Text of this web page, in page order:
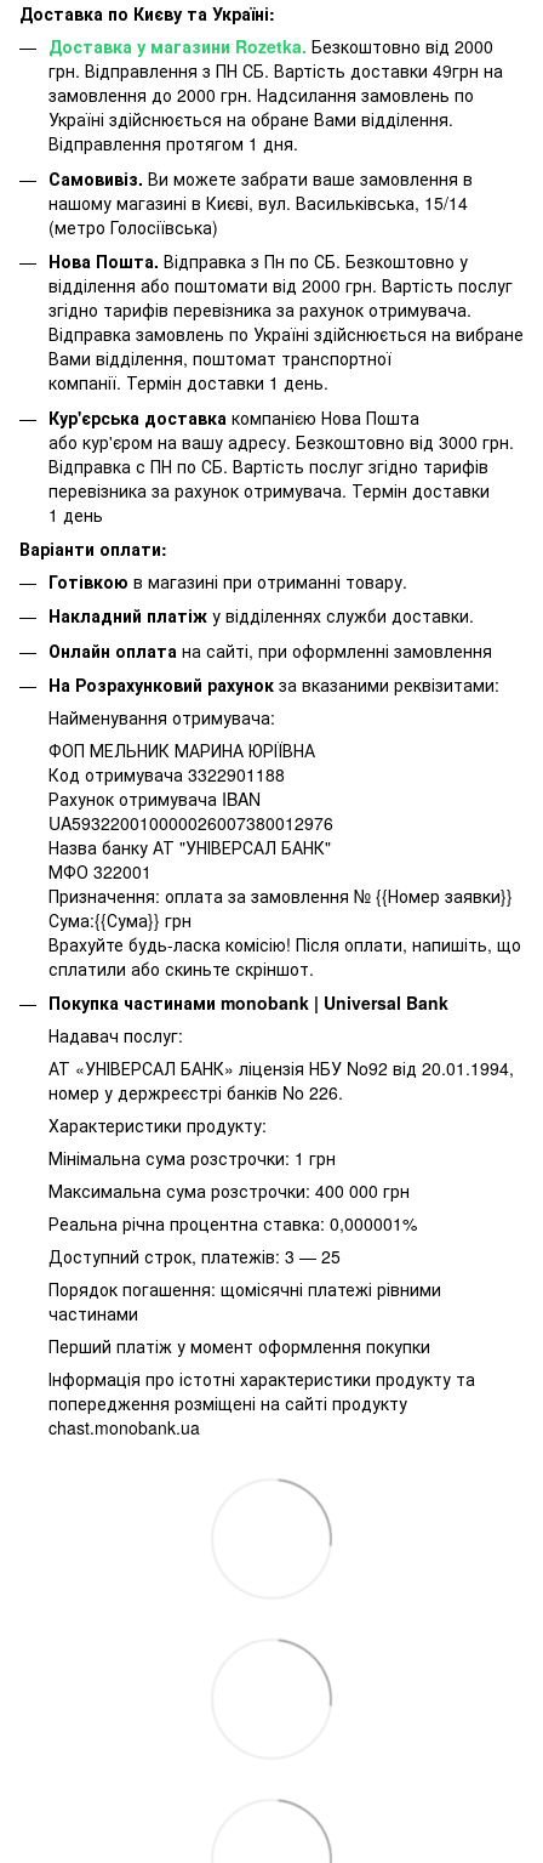
Доставка по Києву та Україні:
Доставка у магазини Rozetka. Безкоштовно від 2000
грн. Відправлення з ПН СБ. Вартість доставки 49грн на
замовлення до 2000 грн. Надсилання замовлень по
Україні здійснюється на обране Вами відділення.
Відправлення протягом 1 дня.
Самовивіз. Ви можете забрати ваше замовлення в
нашому магазині в Києві, вул. Васильківська, 15/14
(метро Голосіївська)
Нова Пошта. Відправка з Пн по СБ. Безкоштовно у
відділення або поштомати від 2000 грн. Вартість послуг
згідно тарифів перевізника за рахунок отримувача.
Відправка замовлень по Україні здійснюється на вибране
Вами відділення, поштомат транспортної
компанії. Термін доставки 1 день.
Кур'єрська доставка компанією Нова Пошта
або кур'єром на вашу адресу. Безкоштовно від 3000 грн.
Відправка с ПН по СБ. Вартість послуг згідно тарифів
перевізника за рахунок отримувача. Термін доставки
1 день
Варіанти оплати:
Готівкою в магазині при отриманні товару.
Накладний платіж у відділеннях служби доставки.
Онлайн оплата на сайті, при оформленні замовлення
На Розрахунковий рахунок за вказаними реквізитами:
Найменування отримувача:
ФОП МЕЛЬНИК МАРИНА ЮРІЇВНА
Код отримувача 3322901188
Рахунок отримувача IBAN
UA593220010000026007380012976
Назва банку АТ "УНІВЕРСАЛ БАНК"
МФО 322001
Призначення: оплата за замовлення № {{Номер заявки}}
Сума:{{Сума}} грн
Врахуйте будь-ласка комісію! Після оплати, напишіть, що
сплатили або скиньте скріншот.
Покупка частинами monobank | Universal Bank
Надавач послуг:
АТ «УНІВЕРСАЛ БАНК» ліцензія НБУ No92 від 20.01.1994,
номер у держреєстрі банків No 226.
Характеристики продукту:
Мінімальна сума розстрочки: 1 грн
Максимальна сума розстрочки: 400 000 грн
Реальна річна процентна ставка: 0,000001%
Доступний строк, платежів: 3 — 25
Порядок погашення: щомісячні платежі рівними
частинами
Перший платіж у момент оформлення покупки
Інформація про істотні характеристики продукту та
попередження розміщені на сайті продукту
chast.monobank.ua